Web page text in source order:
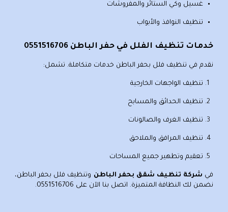
غسيل وكي الستائر والمفروشات
تنظيف النوافذ والأبواب
خدمات تنظيف الفلل في حفر الباطن 0551516706
نقدم في تنظيف فلل بحفر الباطن خدمات متكاملة. تشمل:
تنظيف الواجهات الخارجية
تنظيف الحدائق والمسابح
تنظيف الغرف والصالونات
تنظيف المرافق والملاحق
تعقيم وتطهير جميع المساحات
في شركة تنظيف شقق بحفر الباطن وتنظيف فلل بحفر الباطن،
نضمن لك النظافة المتميزة. اتصل بنا الآن على 0551516706
.